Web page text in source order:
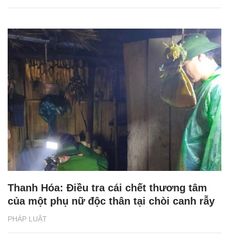
PHÁP LUẬT
Thanh Hóa: Điều tra cái chết thương tâm
của một phụ nữ độc thân tại chòi canh rẫy